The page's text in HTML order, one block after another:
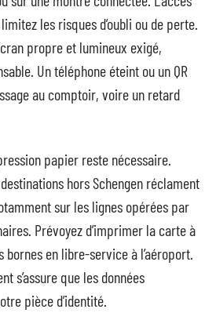
les risques d’oubli ou de perte.
propre et lumineux exigé,
Un téléphone éteint ou un QR
au comptoir, voire un retard
papier reste nécessaire.
hors Schengen réclament
sur les lignes opérées par
Prévoyez d’imprimer la carte à
en libre-service à l’aéroport.
s’assure que les données
pièce d’identité.